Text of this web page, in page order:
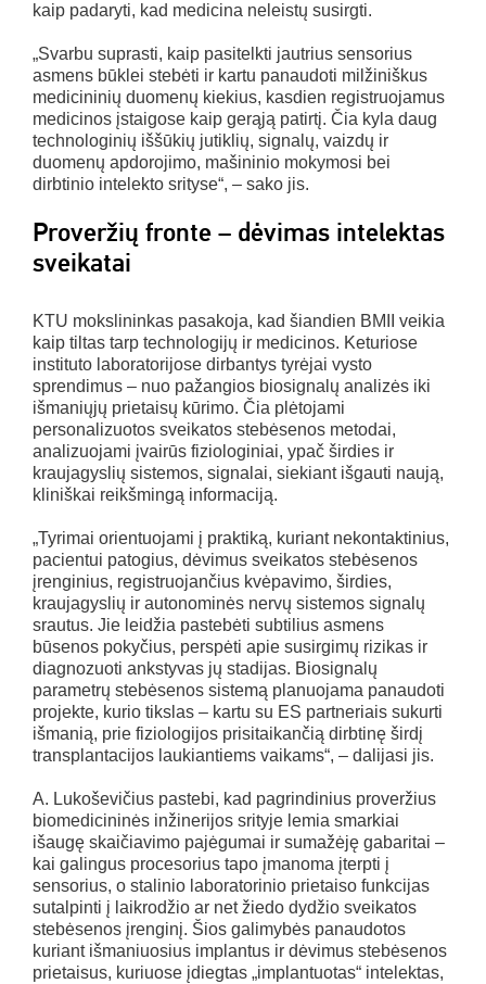
kaip padaryti, kad medicina neleistų susirgti.
„Svarbu suprasti, kaip pasitelkti jautrius sensorius
asmens būklei stebėti ir kartu panaudoti milžiniškus
medicininių duomenų kiekius, kasdien registruojamus
medicinos įstaigose kaip gerąją patirtį. Čia kyla daug
technologinių iššūkių jutiklių, signalų, vaizdų ir
duomenų apdorojimo, mašininio mokymosi bei
dirbtinio intelekto srityse“, – sako jis.
Proveržių fronte – dėvimas intelektas
sveikatai
KTU mokslininkas pasakoja, kad šiandien BMII veikia
kaip tiltas tarp technologijų ir medicinos. Keturiose
instituto laboratorijose dirbantys tyrėjai vysto
sprendimus – nuo pažangios biosignalų analizės iki
išmaniųjų prietaisų kūrimo. Čia plėtojami
personalizuotos sveikatos stebėsenos metodai,
analizuojami įvairūs fiziologiniai, ypač širdies ir
kraujagyslių sistemos, signalai, siekiant išgauti naują,
kliniškai reikšmingą informaciją.
„Tyrimai orientuojami į praktiką, kuriant nekontaktinius,
pacientui patogius, dėvimus sveikatos stebėsenos
įrenginius, registruojančius kvėpavimo, širdies,
kraujagyslių ir autonominės nervų sistemos signalų
srautus. Jie leidžia pastebėti subtilius asmens
būsenos pokyčius, perspėti apie susirgimų rizikas ir
diagnozuoti ankstyvas jų stadijas. Biosignalų
parametrų stebėsenos sistemą planuojama panaudoti
projekte, kurio tikslas – kartu su ES partneriais sukurti
išmanią, prie fiziologijos prisitaikančią dirbtinę širdį
transplantacijos laukiantiems vaikams“, – dalijasi jis.
A. Lukoševičius pastebi, kad pagrindinius proveržius
biomedicininės inžinerijos srityje lemia smarkiai
išaugę skaičiavimo pajėgumai ir sumažėję gabaritai –
kai galingus procesorius tapo įmanoma įterpti į
sensorius, o stalinio laboratorinio prietaiso funkcijas
sutalpinti į laikrodžio ar net žiedo dydžio sveikatos
stebėsenos įrenginį. Šios galimybės panaudotos
kuriant išmaniuosius implantus ir dėvimus stebėsenos
prietaisus, kuriuose įdiegtas „implantuotas“ intelektas,